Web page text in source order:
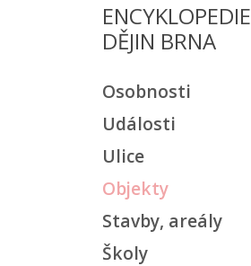
ENCYKLOPEDIE
DĚJIN BRNA
Osobnosti
Události
Ulice
Objekty
Stavby, areály
Školy